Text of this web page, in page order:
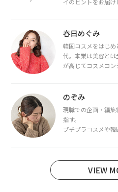
春日めぐみ
韓国コスメをはじ
代。本業は美容と
が高じてコスメコ
断・骨格診断による
のぞみ
現職での企画・編
指す。
プチプラコスメや
日本化粧品検定1級
VIEW